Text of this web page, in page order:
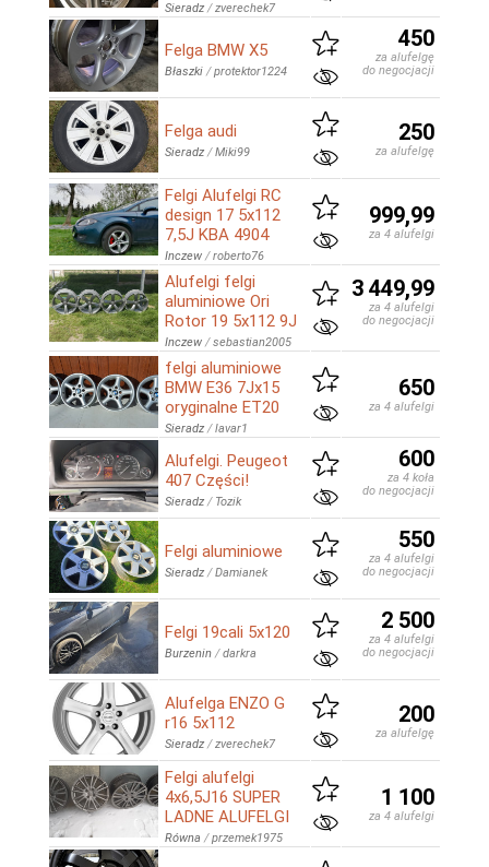
Sieradz /zverechek7
Felga BMW X5
Błaszki /protektor1224
450
za alufelgę
do negocjacji
Felga audi
Sieradz /Miki99
250
za alufelgę
Felgi Alufelgi RC
design 17 5x112
7,5J KBA 4904
Inczew /roberto76
999,99
za 4 alufelgi
Alufelgi felgi
aluminiowe Ori
Rotor 19 5x112 9J
Inczew /sebastian2005
3 449,99
za 4 alufelgi
do negocjacji
felgi aluminiowe
BMW E36 7Jx15
oryginalne ET20
Sieradz /lavar1
650
za 4 alufelgi
Alufelgi. Peugeot
407 Części!
Sieradz / Tozik
600
za 4 koła
do negocjacji
Felgi aluminiowe
Sieradz /Damianek
550
za 4 alufelgi
do negocjacji
Felgi 19cali 5x120
Burzenin /darkra
2 500
za 4 alufelgi
do negocjacji
Alufelga ENZO G
r16 5x112
Sieradz /zverechek7
200
za alufelgę
Felgi alufelgi
4x6,5J16 SUPER
LADNE ALUFELGI
Równa /przemek1975
1 100
za 4 alufelgi